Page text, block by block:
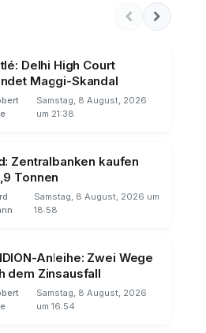
Delhi High Court
Maggi-Skandal
Samstag, 8 August, 2026
um 21:38
Zentralbanken kaufen
Tonnen
Samstag, 8 August, 2026 um
18:58
Anleihe: Zwei Wege
dem Zinsausfall
Samstag, 8 August, 2026
um 16:54